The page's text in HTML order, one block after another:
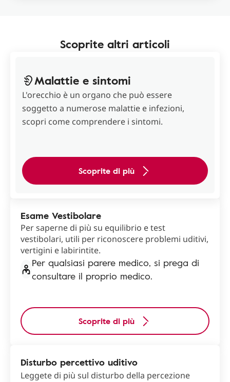
Scoprite altri articoli
Malattie e sintomi
L'orecchio è un organo che può essere
soggetto a numerose malattie e infezioni,
scopri come comprendere i sintomi.
Scoprite di più
Esame Vestibolare
Per saperne di più su equilibrio e test
vestibolari, utili per riconoscere problemi uditivi,
vertigini e labirintite.
Per qualsiasi parere medico, si prega di
consultare il proprio medico.
Scoprite di più
Disturbo percettivo uditivo
Leggete di più sul disturbo della percezione